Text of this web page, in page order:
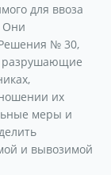
для ввоза
Они
№ 30,
разрушающие
их
меры и
и вывозимой